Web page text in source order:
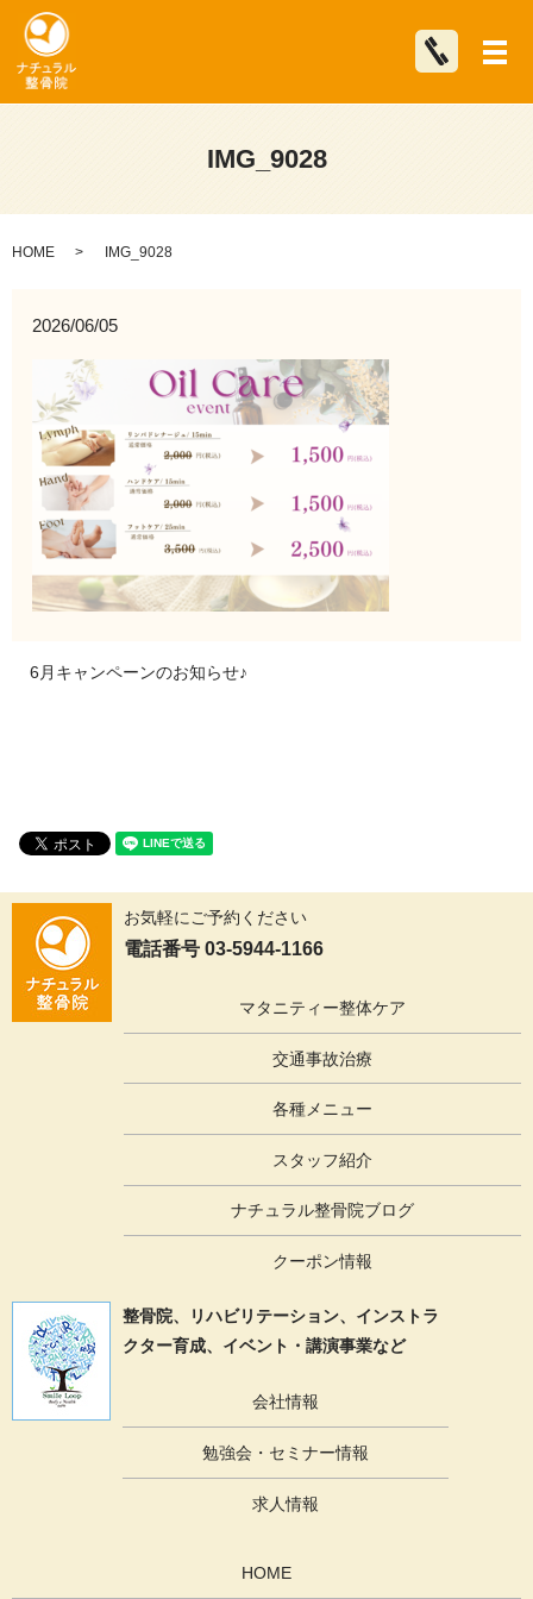
メ
IMG_9028
HOME IMG_9028
2026/06/05
6月キャンペーンのお知らせ♪
お気軽にご予約ください
電話番号 03-5944-1166
マタニティー整体ケア
交通事故治療
各種メニュー
スタッフ紹介
ナチュラル整骨院ブログ
クーポン情報
整骨院、リハビリテーション、 インストラ
クター育成、イベント・講演事業など
会社情報
勉強会・セミナー情報
求人情報
HOME